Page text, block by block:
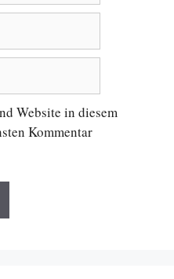
Website in diesem
Kommentar